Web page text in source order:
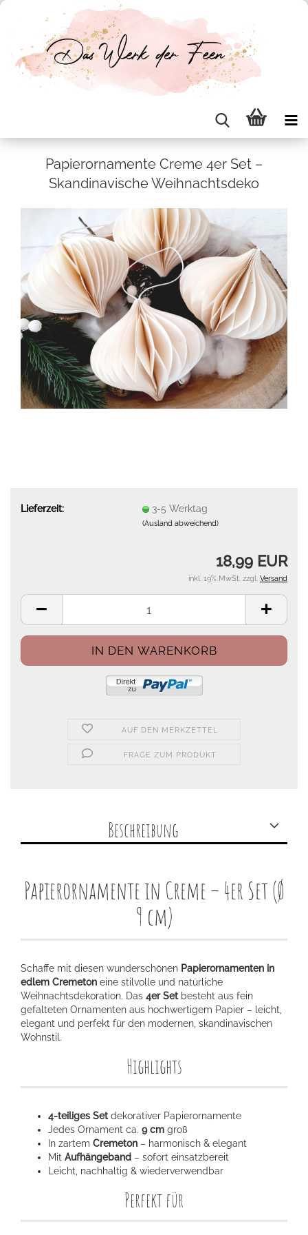
Pa­pier­or­na­men­te Creme 4er Set –
Skan­di­na­vi­sche Weih­nachts­de­ko
Lieferzeit: 3-5 Werktag
(Ausland abweichend)
18,99 EUR
inkl. 19% MwSt. zzgl. Versand
AUF DEN MERKZETTEL
FRAGE ZUM PRODUKT
Beschreibung
Papierornamente in Creme – 4er Set (Ø
9 cm)
Schaffe mit diesen wunderschönen Papierornamenten in
edlem Cremeton eine stilvolle und natürliche
Weihnachtsdekoration. Das 4er Setbesteht aus fein
gefalteten Ornamenten aus hochwertigem Papier – leicht,
elegant und perfekt für den modernen, skandinavischen
Wohnstil.
Highlights
4-teiliges Setdekorativer Papierornamente
Jedes Ornament ca. 9 cm groß
In zartem Cremeton – harmonisch & elegant
Mit Aufhängeband – sofort einsatzbereit
Leicht, nachhaltig & wiederverwendbar
Perfekt für